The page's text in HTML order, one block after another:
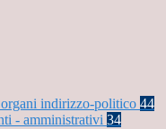
indirizzo-politico 44
- amministrativi 34